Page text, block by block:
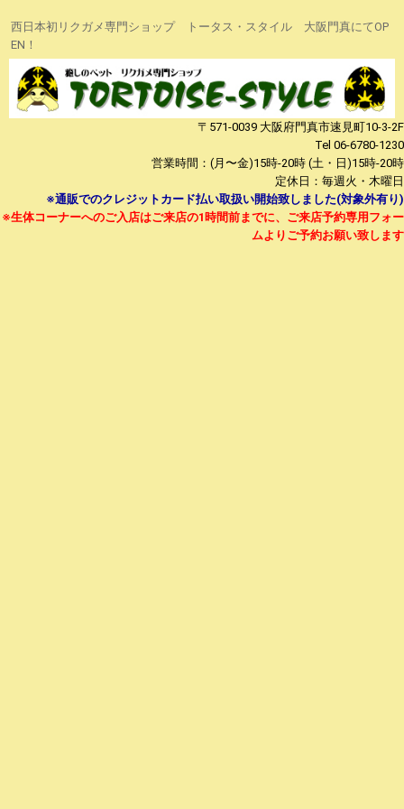
西日本初リクガメ専門ショップ トータス・スタイル 大阪門真にてOP
EN！
〒571-0039 大阪府門真市速見町10-3-2F
Tel 06-6780-1230
営業時間：(月〜金)15時-20時 (土・日)15時-20時
定休日：毎週火・木曜日
※通販でのクレジットカード払い取扱い開始致しました(対象外有り)
※生体コーナーへのご入店はご来店の1時間前までに、ご来店予約専用フォー
ムよりご予約お願い致します